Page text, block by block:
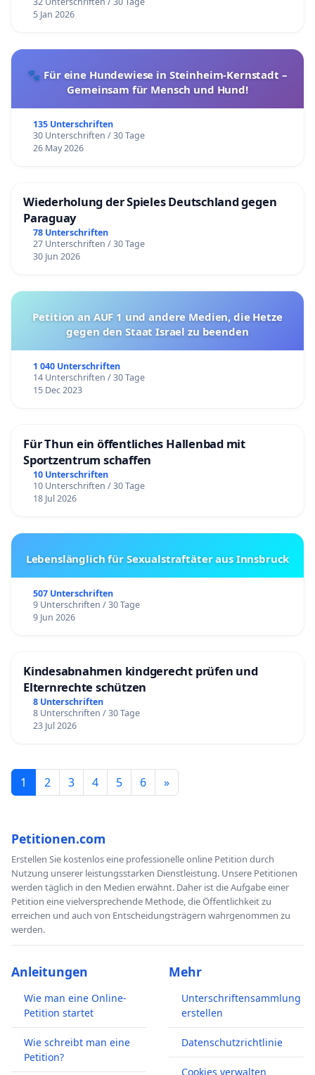
5 Jan 2026
🐾 Für eine Hundewiese in Steinheim-Kernstadt –
Gemeinsam für Mensch und Hund!
135 Unterschriften
30 Unterschriften / 30 Tage
26 May 2026
Wiederholung der Spieles Deutschland gegen
Paraguay
78 Unterschriften
27 Unterschriften / 30 Tage
30 Jun 2026
Petition an AUF 1 und andere Medien, die Hetze
gegen den Staat Israel zu beenden
1 040 Unterschriften
14 Unterschriften / 30 Tage
15 Dec 2023
Für Thun ein öffentliches Hallenbad mit
Sportzentrum schaffen
10 Unterschriften
10 Unterschriften / 30 Tage
18 Jul 2026
Lebenslänglich für Sexualstraftäter aus Innsbruck
507 Unterschriften
9 Unterschriften / 30 Tage
9 Jun 2026
Kindesabnahmen kindgerecht prüfen und
Elternrechte schützen
8 Unterschriften
8 Unterschriften / 30 Tage
23 Jul 2026
1 2 3 4 5 6 »
Petitionen.com
Erstellen Sie kostenlos eine professionelle online Petition durch
Nutzung unserer leistungsstarken Dienstleistung. Unsere Petitionen
werden täglich in den Medien erwähnt. Daher ist die Aufgabe einer
Petition eine vielversprechende Methode, die Öffentlichkeit zu
erreichen und auch von Entscheidungsträgern wahrgenommen zu
werden.
Anleitungen
Wie man eine Online-
Petition startet
Wie schreibt man eine
Petition?
Mehr
Unterschriftensammlung
erstellen
Datenschutzrichtlinie
Cookies verwalten